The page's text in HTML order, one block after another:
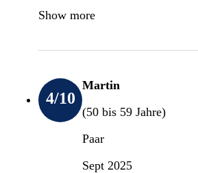
Show more
4/10
Martin
(50 bis 59 Jahre)
Paar
Sept 2025